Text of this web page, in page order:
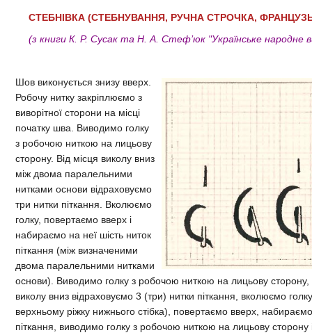
СТЕБНІВКА (СТЕБНУВАННЯ, РУЧНА СТРОЧКА,
(з книги К. Р. Сусак та Н. А. Стеф’юк "Українське народне
Шов виконується знизу вверх.
Робочу нитку закріплюємо з
виворітної сторони на місці
початку шва. Виводимо голку
з робочою ниткою на лицьову
сторону. Від місця виколу вниз
між двома паралельними
нитками основи відраховуємо
три нитки піткання. Вколюємо
голку, повертаємо вверх і
набираємо на неї шість ниток
піткання (між визначеними
двома паралельними нитками
основи). Виводимо голку з робочою ниткою на лицьову сторону,
виколу вниз відраховуємо 3 (три) нитки піткання, вколюємо
верхньому ріжку нижнього стібка), повертаємо вверх,
піткання, виводимо голку з робочою ниткою на лицьову сторону